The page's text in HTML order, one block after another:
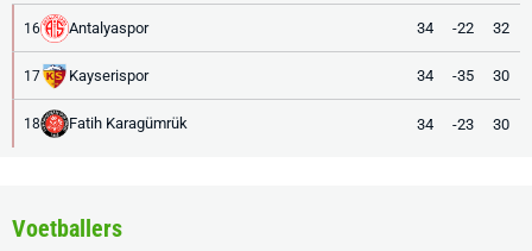
16 Antalyaspor 34 -22 32
17 Kayserispor 34 -35 30
18 Fatih Karagümrük 34 -23 30
Voetballers